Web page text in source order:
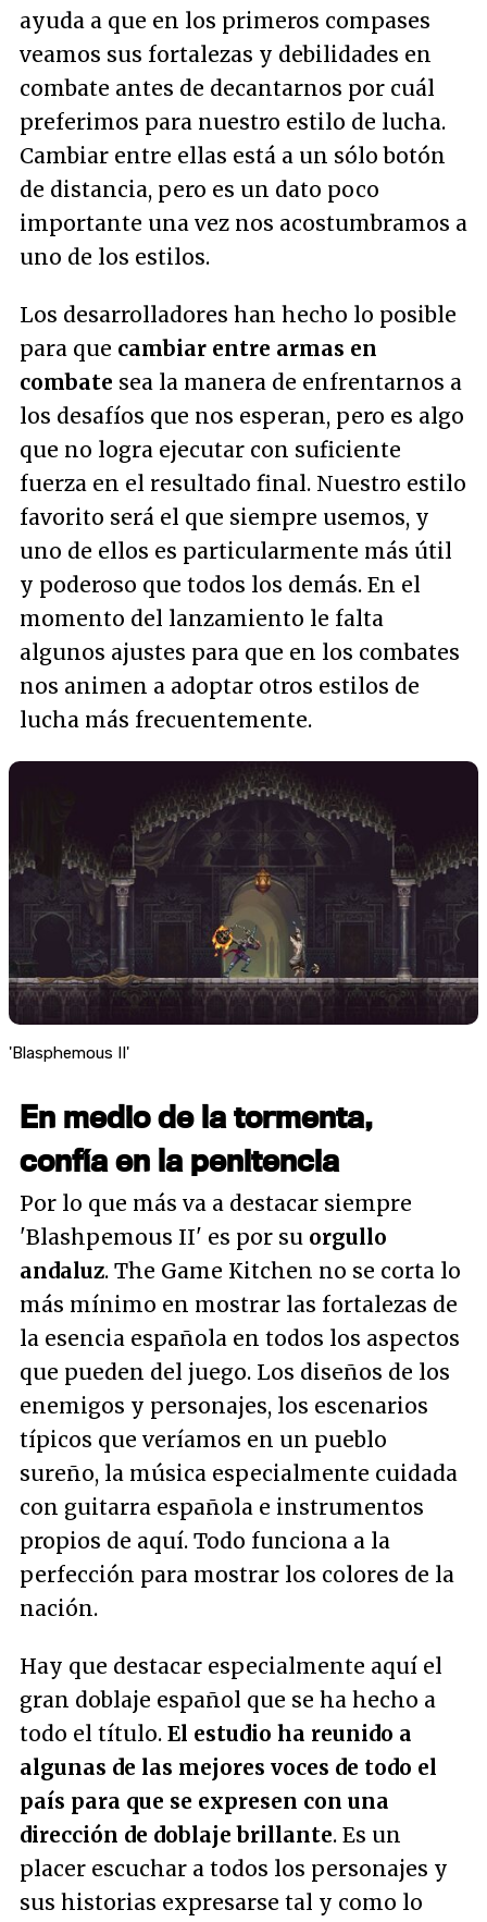
ayuda a que en los primeros compases
veamos sus fortalezas y debilidades en
combate antes de decantarnos por cuál
preferimos para nuestro estilo de lucha.
Cambiar entre ellas está a un sólo botón
de distancia, pero es un dato poco
importante una vez nos acostumbramos a
uno de los estilos.
Los desarrolladores han hecho lo posible
para que cambiar entre armas en
combate sea la manera de enfrentarnos a
los desafíos que nos esperan, pero es algo
que no logra ejecutar con suficiente
fuerza en el resultado final. Nuestro estilo
favorito será el que siempre usemos, y
uno de ellos es particularmente más útil
y poderoso que todos los demás. En el
momento del lanzamiento le falta
algunos ajustes para que en los combates
nos animen a adoptar otros estilos de
lucha más frecuentemente.
'Blasphemous II'
En medio de la tormenta,
confía en la penitencia
Por lo que más va a destacar siempre
'Blashpemous II' es por su orgullo
andaluz. The Game Kitchen no se corta lo
más mínimo en mostrar las fortalezas de
la esencia española en todos los aspectos
que pueden del juego. Los diseños de los
enemigos y personajes, los escenarios
típicos que veríamos en un pueblo
sureño, la música especialmente cuidada
con guitarra española e instrumentos
propios de aquí. Todo funciona a la
perfección para mostrar los colores de la
nación.
Hay que destacar especialmente aquí el
gran doblaje español que se ha hecho a
todo el título. El estudio ha reunido a
algunas de las mejores voces de todo el
país para que se expresen con una
dirección de doblaje brillante. Es un
placer escuchar a todos los personajes y
sus historias expresarse tal y como lo